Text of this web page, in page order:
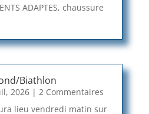
ADAPTES, chaussure
Biathlon
2026| 2 Commentaires
lieu vendredi matin sur